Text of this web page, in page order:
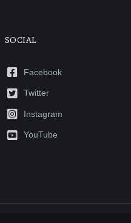
SOCIAL
Facebook
Twitter
Instagram
YouTube